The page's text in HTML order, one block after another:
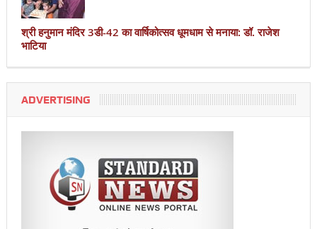
श्री हनुमान मंदिर 3डी-42 का वार्षिकोत्सव धूमधाम से मनाया: डॉ. राजेश
भाटिया
ADVERTISING